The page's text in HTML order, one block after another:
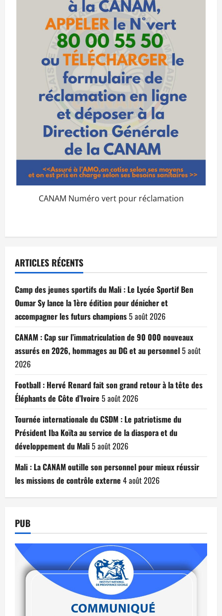
CANAM Numéro vert pour réclamation
ARTICLES RÉCENTS
Camp des jeunes sportifs du Mali : Le Lycée Sportif Ben
Oumar Sy lance la 1ère édition pour dénicher et
accompagner les futurs champions5 août 2026
CANAM : Cap sur l’immatriculation de 90 000 nouveaux
assurés en 2026, hommages au DG et au personnel5 août
2026
Football : Hervé Renard fait son grand retour à la tête des
Éléphants de Côte d’Ivoire 5 août 2026
Tournée internationale du CSDM : Le patriotisme du
Président Iba Koïta au service de la diaspora et du
développement du Mali5 août 2026
Mali : La CANAM outille son personnel pour mieux réussir
les missions de contrôle externe 4 août 2026
PUB